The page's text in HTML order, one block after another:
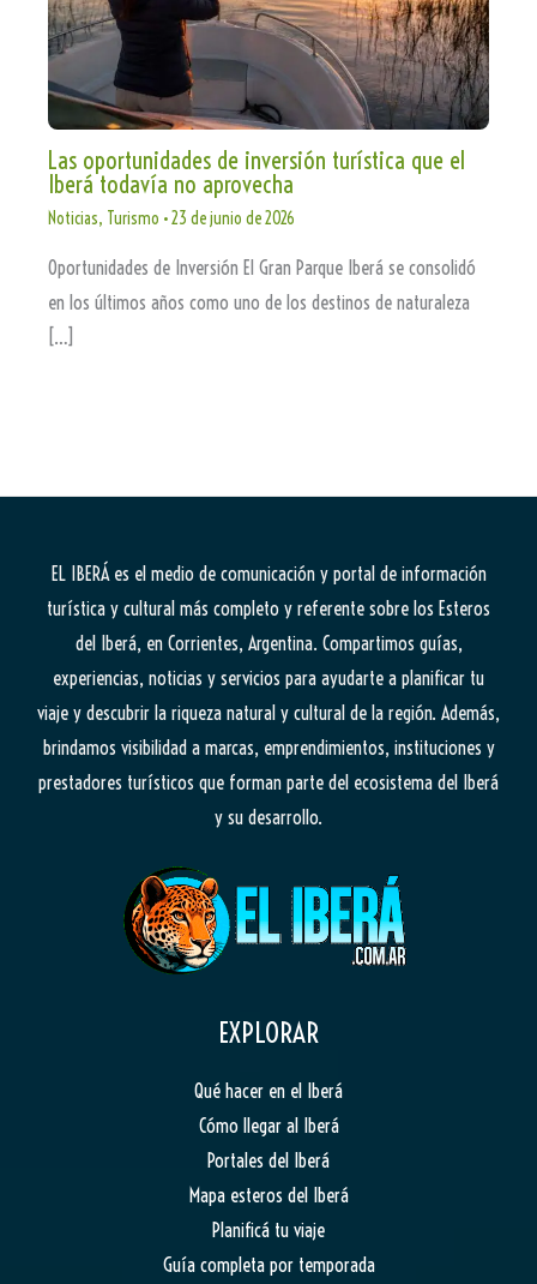
Las oportunidades de inversión turística que el
Iberá todavía no aprovecha
Noticias, Turismo •23 de junio de 2026
Oportunidades de Inversión El Gran Parque Iberá se consolidó
en los últimos años como uno de los destinos de naturaleza
[…]
EL IBERÁes el medio de comunicación y portal de información
turística y cultural más completo y referente sobre los Esteros
del Iberá, en Corrientes, Argentina. Compartimos guías,
experiencias, noticias y servicios para ayudarte a planificar tu
viaje y descubrir la riqueza natural y cultural de la región. Además,
brindamos visibilidad a marcas, emprendimientos, instituciones y
prestadores turísticos que forman parte del ecosistema del Iberá
y su desarrollo.
EXPLORAR
Qué hacer en el Iberá
Cómo llegar al Iberá
Portales del Iberá
Mapa esteros del Iberá
Planificá tu viaje
Guía completa por temporada